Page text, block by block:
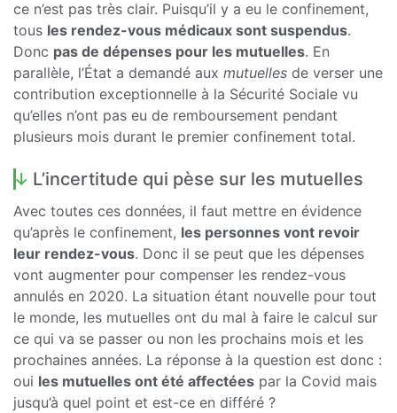
ce n’est pas très clair. Puisqu’il y a eu le confinement,
tous les rendez-vous médicaux sont suspendus.
Donc pas de dépenses pour les mutuelles. En
parallèle, l’État a demandé aux mutuelles de verser une
contribution exceptionnelle à la Sécurité Sociale vu
qu’elles n’ont pas eu de remboursement pendant
plusieurs mois durant le premier confinement total.
L’incertitude qui pèse sur les mutuelles
Avec toutes ces données, il faut mettre en évidence
qu’après le confinement, les personnes vont revoir
leur rendez-vous. Donc il se peut que les dépenses
vont augmenter pour compenser les rendez-vous
annulés en 2020. La situation étant nouvelle pour tout
le monde, les mutuelles ont du mal à faire le calcul sur
ce qui va se passer ou non les prochains mois et les
prochaines années. La réponse à la question est donc :
oui les mutuelles ont été affectées par la Covid mais
jusqu’à quel point et est-ce en différé ?